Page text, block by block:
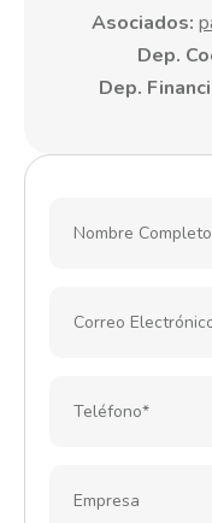
Asociados:
Dep.
Dep.